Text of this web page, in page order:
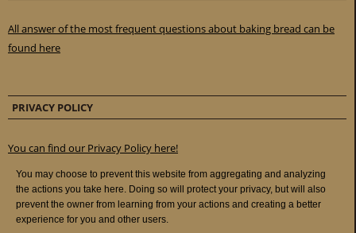
All answer of the most frequent questions about baking bread can be
found here
PRIVACY POLICY
You can find our Privacy Policy here!